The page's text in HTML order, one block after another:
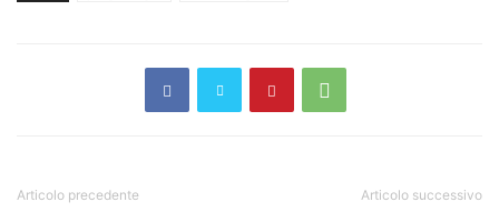
Articolo precedente Articolo successivo